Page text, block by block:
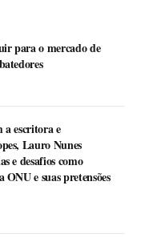
para o mercado de
a escritora e
Lauro Nunes
e desafios como
e suas pretensões